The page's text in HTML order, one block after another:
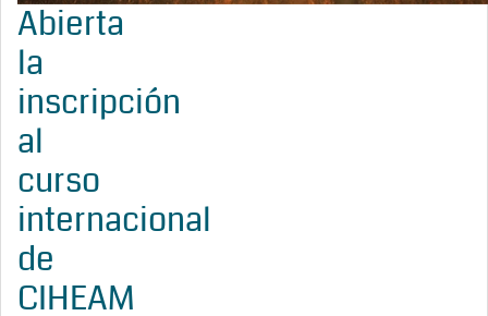
Abierta
la
inscripción
al
curso
internacional
de
CIHEAM